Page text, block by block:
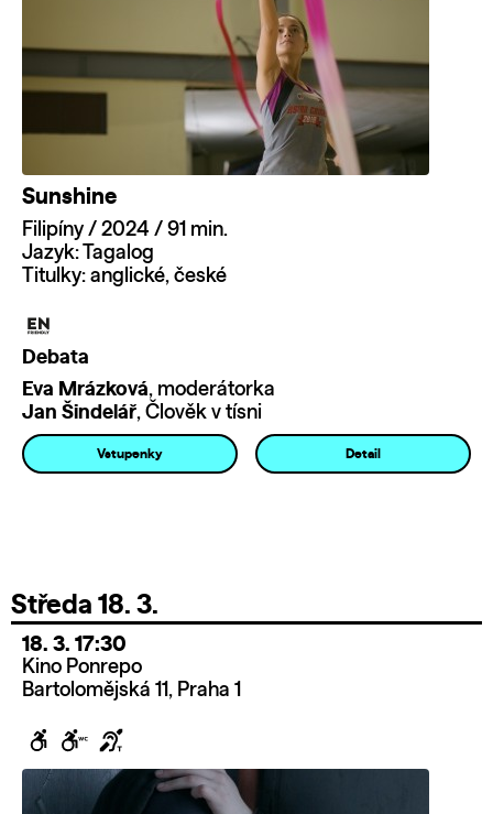
Sunshine
Filipíny / 2024 / 91 min.
Jazyk: Tagalog
Titulky: anglické, české
Debata
Eva Mrázková, moderátorka
Jan Šindelář, Člověk v tísni
Vstupenky Detail
Středa 18. 3.
18. 3. 17:30
Kino Ponrepo
Bartolomějská 11, Praha 1